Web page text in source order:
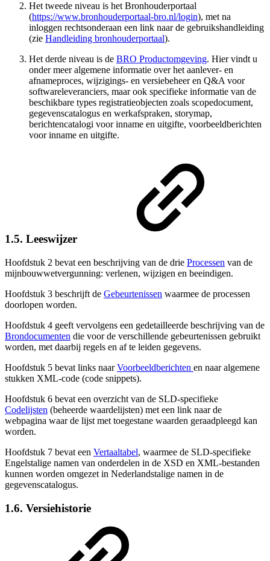
Het tweede niveau is het Bronhouderportaal
(https://www.bronhouderportaal-bro.nl/login), met na
inloggen rechtsonderaan een link naar de gebruikshandleiding
(zie Handleiding bronhouderportaal).
Het derde niveau is de BRO Productomgeving. Hier vindt u
onder meer algemene informatie over het aanlever- en
afnameproces, wijzigings- en versiebeheer en Q&A voor
softwareleveranciers, maar ook specifieke informatie van de
beschikbare types registratieobjecten zoals scopedocument,
gegevenscatalogus en werkafspraken, storymap,
berichtencatalogi voor inname en uitgifte, voorbeeldberichten
voor inname en uitgifte.
1.5. Leeswijzer
Hoofdstuk 2 bevat een beschrijving van de drie Processen van de
mijnbouwwetvergunning: verlenen, wijzigen en beeindigen.
Hoofdstuk 3 beschrijft de Gebeurtenissen waarmee de processen
doorlopen worden.
Hoofdstuk 4 geeft vervolgens een gedetailleerde beschrijving van de
Brondocumenten die voor de verschillende gebeurtenissen gebruikt
worden, met daarbij regels en af te leiden gegevens.
Hoofdstuk 5 bevat links naarVoorbeeldberichten en naar algemene
stukken XML-code (code snippets).
Hoofdstuk 6 bevat een overzicht van de SLD-specifieke
Codelijsten (beheerde waardelijsten) met een link naar de
webpagina waar de lijst met toegestane waarden geraadpleegd kan
worden.
Hoofdstuk 7 bevat een Vertaaltabel, waarmee de SLD-specifieke
Engelstalige namen van onderdelen in de XSD en XML-bestanden
kunnen worden omgezet in Nederlandstalige namen in de
gegevenscatalogus.
1.6. Versiehistorie